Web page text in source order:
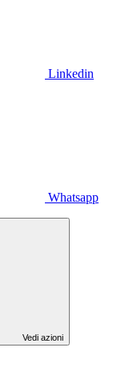
Linkedin
Whatsapp
Vedi azioni